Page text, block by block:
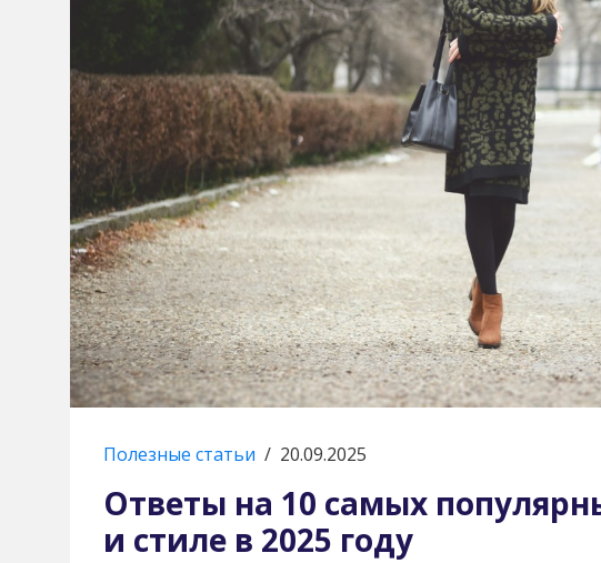
Полезные статьи / 20.09.2025
Ответы на 10 самых
и стиле в 2025 году